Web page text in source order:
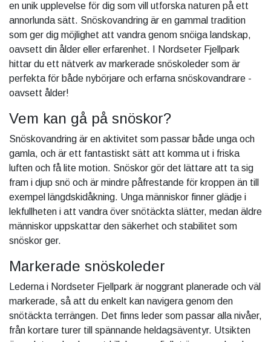
en unik upplevelse för dig som vill utforska naturen på ett
annorlunda sätt. Snöskovandring är en gammal tradition
som ger dig möjlighet att vandra genom snöiga landskap,
oavsett din ålder eller erfarenhet. I Nordseter Fjellpark
hittar du ett nätverk av markerade snöskoleder som är
perfekta för både nybörjare och erfarna snöskovandrare -
oavsett ålder!
Vem kan gå på snöskor?
Snöskovandring är en aktivitet som passar både unga och
gamla, och är ett fantastiskt sätt att komma ut i friska
luften och få lite motion. Snöskor gör det lättare att ta sig
fram i djup snö och är mindre påfrestande för kroppen än till
exempel längdskidåkning. Unga människor finner glädje i
lekfullheten i att vandra över snötäckta slätter, medan äldre
människor uppskattar den säkerhet och stabilitet som
snöskor ger.
Markerade snöskoleder
Lederna i Nordseter Fjellpark är noggrant planerade och väl
markerade, så att du enkelt kan navigera genom den
snötäckta terrängen. Det finns leder som passar alla nivåer,
från kortare turer till spännande heldagsäventyr. Utsikten